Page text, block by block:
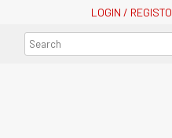
LOGIN / REGISTO